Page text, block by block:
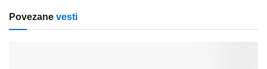
Povezane vesti